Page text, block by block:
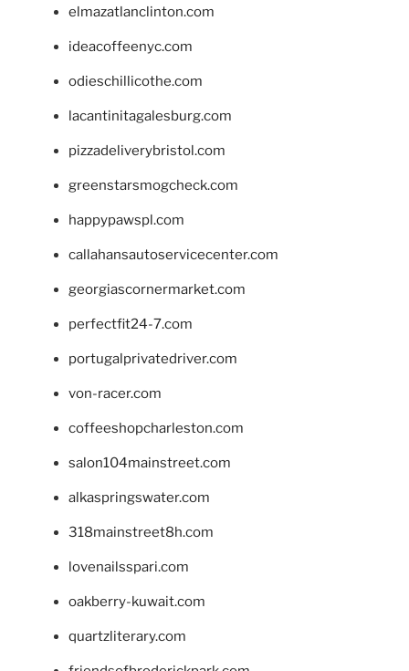
elmazatlanclinton.com
ideacoffeenyc.com
odieschillicothe.com
lacantinitagalesburg.com
pizzadeliverybristol.com
greenstarsmogcheck.com
happypawspl.com
callahansautoservicecenter.com
georgiascornermarket.com
perfectfit24-7.com
portugalprivatedriver.com
von-racer.com
coffeeshopcharleston.com
salon104mainstreet.com
alkaspringswater.com
318mainstreet8h.com
lovenailsspari.com
oakberry-kuwait.com
quartzliterary.com